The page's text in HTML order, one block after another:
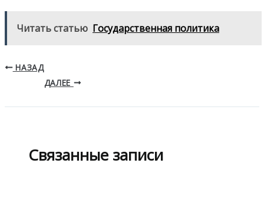
Читать статью Государственная политика
НАЗАД
ДАЛЕЕ
Связанные записи